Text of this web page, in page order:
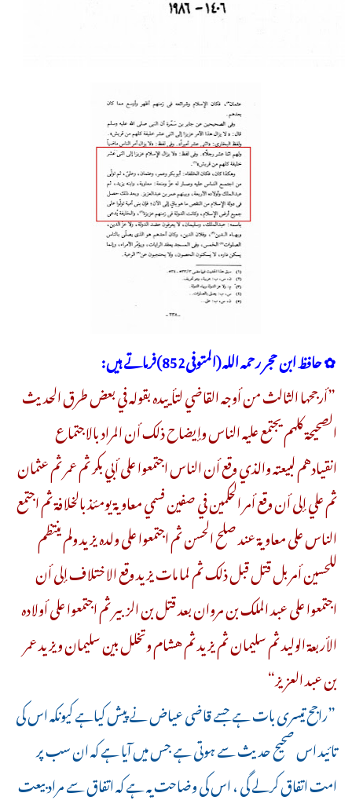
✿ حافظ ابن حجر رحمه الله (المتوفى852)فرماتے ہیں:
”أرجحها الثالث من أوجه القاضي لتأييده بقوله في بعض طرق الحديث
الصحيحة كلهم يجتمع عليه الناس وإيضاح ذلك أن المراد بالاجتماع
انقيادهم لبيعته والذي وقع أن الناس اجتمعوا على أبي بكر ثم عمر ثم عثمان
ثم علي إلى أن وقع أمر الحكمين في صفين فسمي معاوية يومئذ بالخلافة ثم اجتمع
الناس على معاوية عند صلح الحسن ثم اجتمعوا على ولده يزيد ولم ينتظم
للحسين أمر بل قتل قبل ذلك ثم لما مات يزيد وقع الاختلاف إلى أن
اجتمعوا على عبد الملك بن مروان بعد قتل بن الزبير ثم اجتمعوا على أولاده
الأربعة الوليد ثم سليمان ثم يزيد ثم هشام وتخلل بين سليمان ويزيد عمر
بن عبد العزيز“
”راجح تیسری بات ہے جسے قاضی عیاض نے پیش کیاہے کیونکہ اس کی
تائید اس صحیح حدیث سے ہوتی ہے جس میں آیا ہے کہ ان سب پر
امت اتفاق کرلے گی ، اس کی وضاحت یہ ہے کہ اتفاق سے مراد بیعت